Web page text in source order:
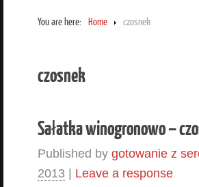
You are here: Home czosnek
czosnek
Sałatka winogronowo –
Published by gotowanie z
2013 | Leave a response